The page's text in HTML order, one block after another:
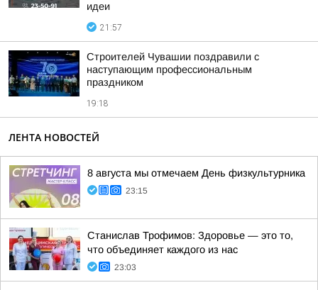
идеи
21:57
Строителей Чувашии поздравили с
наступающим профессиональным
праздником
19:18
ЛЕНТА НОВОСТЕЙ
8 августа мы отмечаем День физкультурника
23:15
Станислав Трофимов: Здоровье — это то,
что объединяет каждого из нас
23:03